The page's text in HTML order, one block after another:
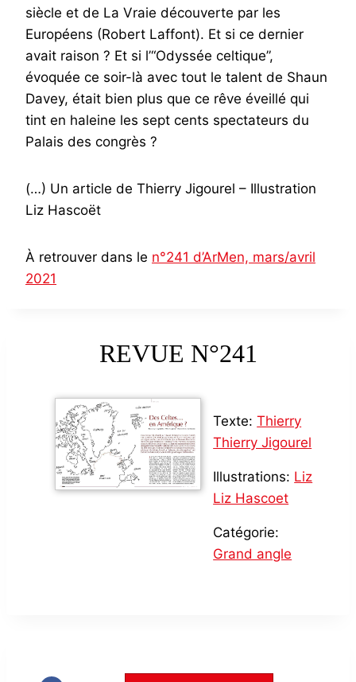
siècle et de La Vraie découverte par les
Européens (Robert Laffont). Et si ce dernier
avait raison ? Et si l’“Odyssée celtique”,
évoquée ce soir-là avec tout le talent de Shaun
Davey, était bien plus que ce rêve éveillé qui
tint en haleine les sept cents spectateurs du
Palais des congrès ?
(…) Un article de Thierry Jigourel – Illustration
Liz Hascoët
À retrouver dans le n°241 d’ArMen, mars/avril
2021
REVUE N°241
Texte: Thierry
Thierry Jigourel
Illustrations: Liz
Liz Hascoet
Catégorie:
Grand angle